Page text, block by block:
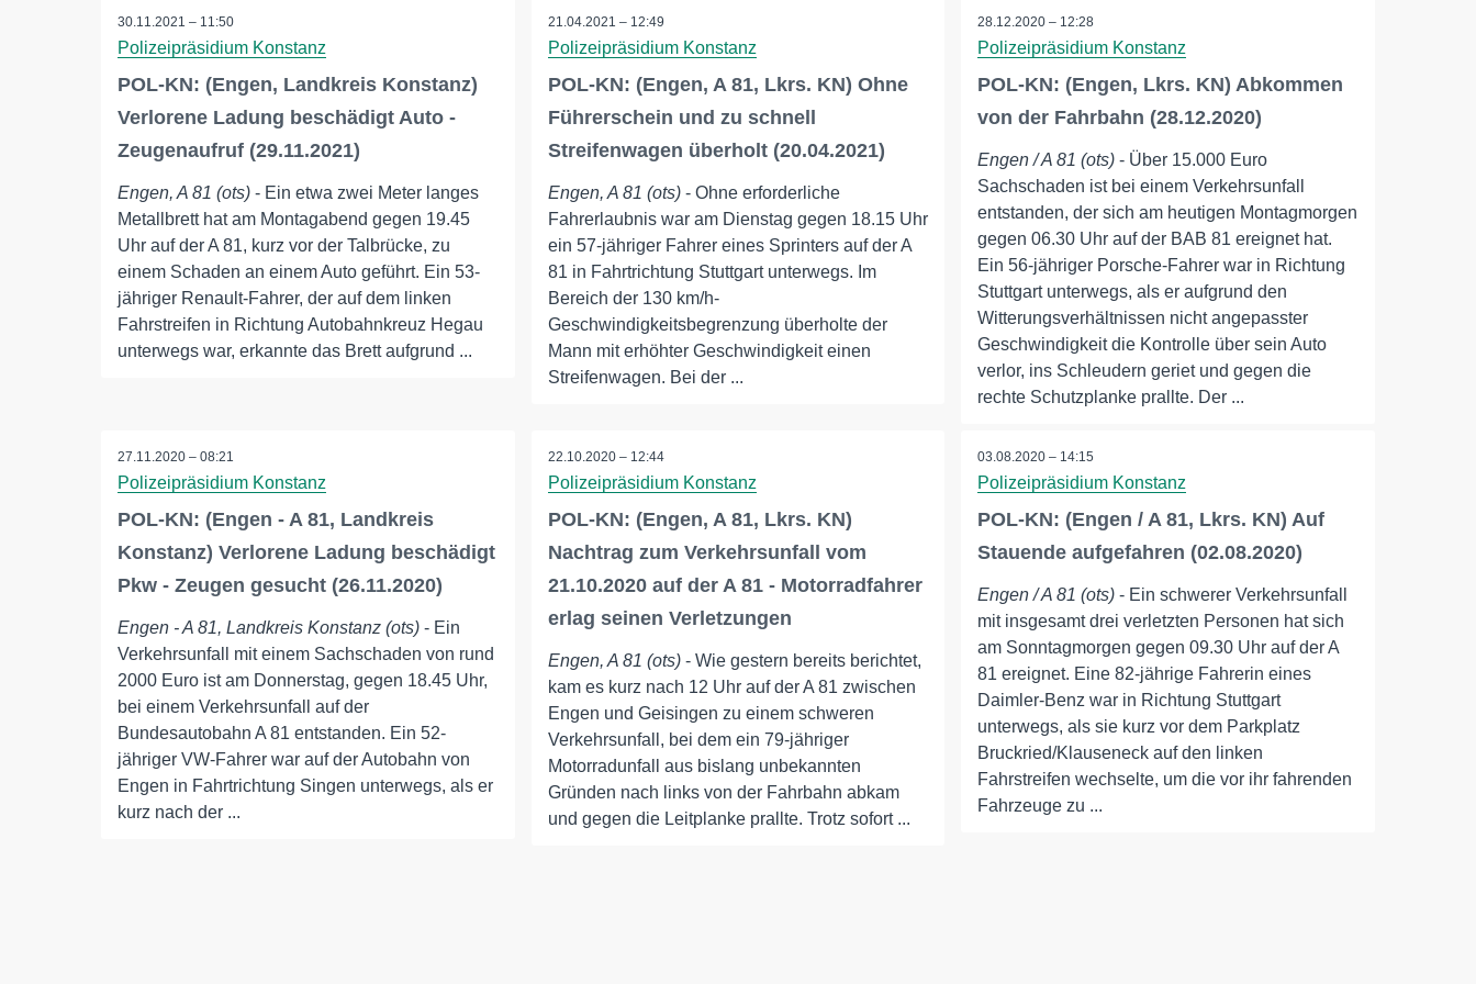
30.11.2021 – 11:50
Polizeipräsidium Konstanz
POL-KN: (Engen, Landkreis Konstanz)
Verlorene Ladung beschädigt Auto -
Zeugenaufruf (29.11.2021)
Engen, A 81 (ots) - Ein etwa zwei Meter langes
Metallbrett hat am Montagabend gegen 19.45
Uhr auf der A 81, kurz vor der Talbrücke, zu
einem Schaden an einem Auto geführt. Ein 53-
jähriger Renault-Fahrer, der auf dem linken
Fahrstreifen in Richtung Autobahnkreuz Hegau
unterwegs war, erkannte das Brett aufgrund ...
21.04.2021 – 12:49
Polizeipräsidium Konstanz
POL-KN: (Engen, A 81, Lkrs. KN) Ohne
Führerschein und zu schnell
Streifenwagen überholt (20.04.2021)
Engen, A 81 (ots)- Ohne erforderliche
Fahrerlaubnis war am Dienstag gegen 18.15 Uhr
ein 57-jähriger Fahrer eines Sprinters auf der A
81 in Fahrtrichtung Stuttgart unterwegs. Im
Bereich der 130 km/h-
Geschwindigkeitsbegrenzung überholte der
Mann mit erhöhter Geschwindigkeit einen
Streifenwagen. Bei der ...
28.12.2020 – 12:28
Polizeipräsidium Konstanz
POL-KN: (Engen, Lkrs. KN) Abkommen
von der Fahrbahn (28.12.2020)
Engen / A 81 (ots) - Über 15.000 Euro
Sachschaden ist bei einem Verkehrsunfall
entstanden, der sich am heutigen Montagmorgen
gegen 06.30 Uhr auf der BAB 81 ereignet hat.
Ein 56-jähriger Porsche-Fahrer war in Richtung
Stuttgart unterwegs, als er aufgrund den
Witterungsverhältnissen nicht angepasster
Geschwindigkeit die Kontrolle über sein Auto
verlor, ins Schleudern geriet und gegen die
rechte Schutzplanke prallte. Der ...
27.11.2020 – 08:21
Polizeipräsidium Konstanz
POL-KN: (Engen - A 81, Landkreis
Konstanz) Verlorene Ladung beschädigt
Pkw - Zeugen gesucht (26.11.2020)
Engen - A 81, Landkreis Konstanz (ots) - Ein
Verkehrsunfall mit einem Sachschaden von rund
2000 Euro ist am Donnerstag, gegen 18.45 Uhr,
bei einem Verkehrsunfall auf der
Bundesautobahn A 81 entstanden. Ein 52-
jähriger VW-Fahrer war auf der Autobahn von
Engen in Fahrtrichtung Singen unterwegs, als er
kurz nach der ...
22.10.2020 – 12:44
Polizeipräsidium Konstanz
POL-KN: (Engen, A 81, Lkrs. KN)
Nachtrag zum Verkehrsunfall vom
21.10.2020 auf der A 81 - Motorradfahrer
erlag seinen Verletzungen
Engen, A 81 (ots)- Wie gestern bereits berichtet,
kam es kurz nach 12 Uhr auf der A 81 zwischen
Engen und Geisingen zu einem schweren
Verkehrsunfall, bei dem ein 79-jähriger
Motorradunfall aus bislang unbekannten
Gründen nach links von der Fahrbahn abkam
und gegen die Leitplanke prallte. Trotz sofort ...
03.08.2020 – 14:15
Polizeipräsidium Konstanz
POL-KN: (Engen / A 81, Lkrs. KN) Auf
Stauende aufgefahren (02.08.2020)
Engen / A 81 (ots) - Ein schwerer Verkehrsunfall
mit insgesamt drei verletzten Personen hat sich
am Sonntagmorgen gegen 09.30 Uhr auf der A
81 ereignet. Eine 82-jährige Fahrerin eines
Daimler-Benz war in Richtung Stuttgart
unterwegs, als sie kurz vor dem Parkplatz
Bruckried/Klauseneck auf den linken
Fahrstreifen wechselte, um die vor ihr fahrenden
Fahrzeuge zu ...